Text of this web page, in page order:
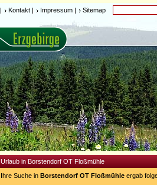
| Kontakt | Impressum | Sitemap
Urlaub in Borstendorf OT Floßmühle
Ihre Suche in Borstendorf OT Floßmühle ergab